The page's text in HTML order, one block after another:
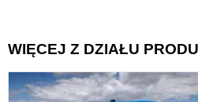
WIĘCEJ Z DZIAŁU